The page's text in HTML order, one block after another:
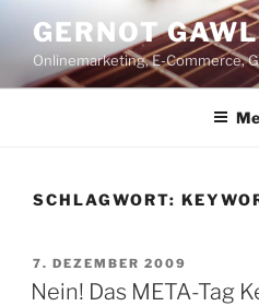
Inhalt
springen
GERNOT
Onlinemarketing, E-Commerce,
SCHLAGWORT:
VERÖFFENTLICHT
AM
7. DEZEMBER 2009
Nein! Das META-Tag